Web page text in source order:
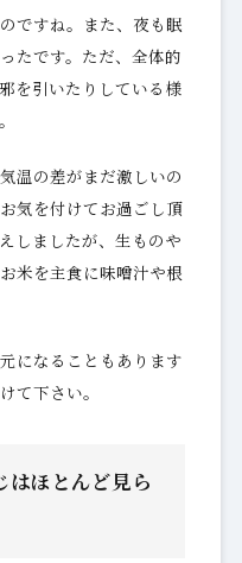
ですね。また、夜も眠
たです。ただ、全体的
を引いたりしている様
温の差がまだ激しいの
気を付けてお過ごし頂
しましたが、生ものや
米を主食に味噌汁や根
になることもあります
て下さい。
はほとんど見ら